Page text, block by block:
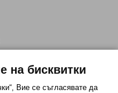
на бисквитки
Вие се съгласявате да